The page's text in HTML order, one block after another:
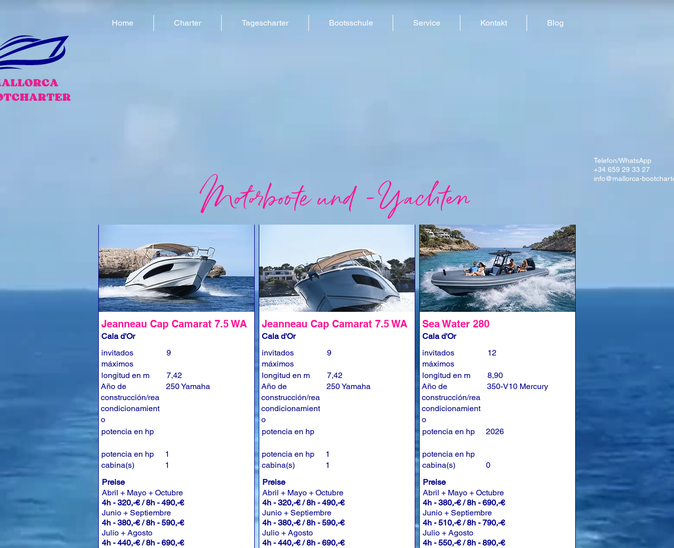
Home Charter Tagescharter Bootsschule Service Kontakt Blog
Motorboote und -Yachten
Jeanneau Cap Camarat 7.5 WA
Cala d'Or
invitados
máximos
9
longitud en m
Año de
construcción/rea
condicionamient
o
potencia en hp
7,42
250 Yamaha
potencia en hp
cabina(s)
1
1
Preise
Abril + Mayo + Octubre
4h - 320,-€ / 8h - 490,-€
Junio + Septiembre
4h - 380,-€ / 8h - 590,-€
Julio + Agosto
4h - 440,-€ / 8h - 690,-€
Jeanneau Cap Camarat 7.5 WA
Cala d'Or
invitados
máximos
9
longitud en m
Año de
construcción/rea
condicionamient
o
potencia en hp
7,42
250 Yamaha
potencia en hp
cabina(s)
1
1
Preise
Abril + Mayo + Octubre
4h - 320,-€ / 8h - 490,-€
Junio + Septiembre
4h - 380,-€ / 8h - 590,-€
Julio + Agosto
4h - 440,-€ / 8h - 690,-€
Sea Water 280
Cala d'Or
invitados
máximos
12
longitud en m
Año de
construcción/rea
condicionamient
o
potencia en hp
8,90
350-V10 Mercury
2026
potencia en hp
cabina(s)
0
Preise
Abril + Mayo + Octubre
4h - 380,-€ / 8h - 690,-€
Junio + Septiembre
4h - 510,-€ / 8h - 790,-€
Julio + Agosto
4h - 550,-€ / 8h - 890,-€
Telefon/WhatsApp
+34 659 29 33 27
info@mallorca-